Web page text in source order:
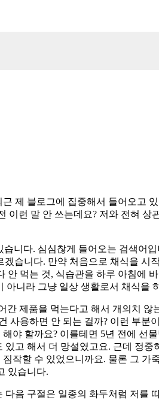
제 블로그에 집중해서 들어오고
런 말 안 쓰는데요? 저와 전혀
니다. 심심찮게 들어오는 검색어
습니다. 만약 처음으로 채식을
먹는 것, 식습관을 하루 아침에
니라 그냥 일상 생활로서 채식을
제품을 먹는다고 해서 개의치
사용하면 안 되는 걸까? 이런 부
야 할까요? 이를테면 5년 전에
고 해서 더 망설였고요. 근데 정
작할 수 있었으니까요. 물론 그
있습니다.
음 구절은 일종의 화두처럼 저를